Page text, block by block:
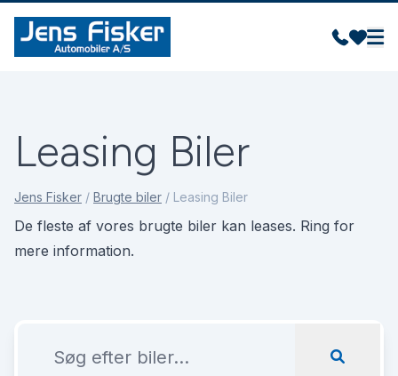
Leasing Biler
Jens Fisker / Brugte biler / Leasing Biler
De fleste af vores brugte biler kan leases. Ring for
mere information.